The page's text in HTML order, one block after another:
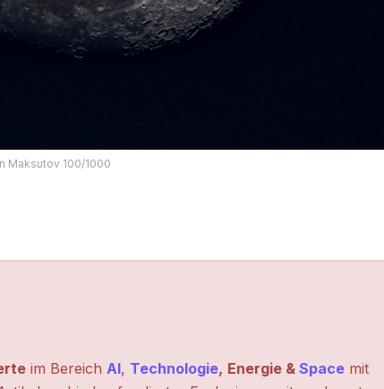
Maksutov 100/1000
im Bereich AI, Technologie, Energie & Space mit